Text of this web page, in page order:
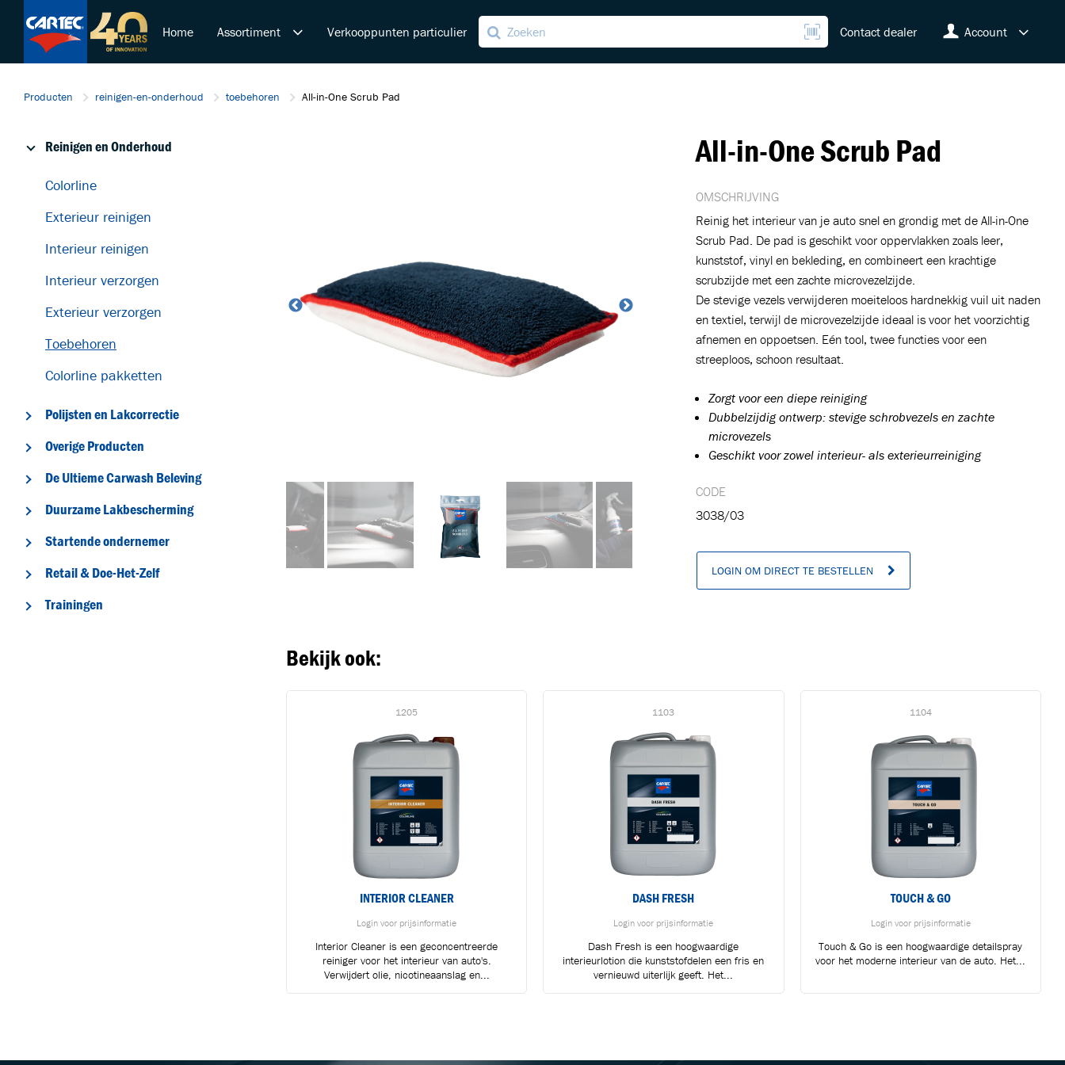
Home Assortiment
Polijsten en Lakcorrectie
Verkooppunten particulier Contact dealer Account
Producten reinigen-en-onderhoud toebehoren All-in-One Scrub Pad
Reinigen en Onderhoud
Colorline
Exterieur reinigen
Interieur reinigen
Interieur verzorgen
Exterieur verzorgen
Toebehoren
Colorline pakketten
Polijsten en Lakcorrectie
Overige Producten
De Ultieme Carwash Beleving
Duurzame Lakbescherming
Startende ondernemer
Retail & Doe-Het-Zelf
Trainingen
All-in-One Scrub Pad
OMSCHRIJVING
Reinig het interieur van je auto snel en grondig met de All-in-One
Scrub Pad. De pad is geschikt voor oppervlakken zoals leer,
kunststof, vinyl en bekleding, en combineert een krachtige
scrubzijde met een zachte microvezelzijde.
De stevige vezels verwijderen moeiteloos hardnekkig vuil uit naden
en textiel, terwijl de microvezelzijde ideaal is voor het voorzichtig
afnemen en oppoetsen. Eén tool, twee functies voor een
streeploos, schoon resultaat.
Zorgt voor een diepe reiniging
Dubbelzijdig ontwerp: stevige schrobvezels enzachte
microvezels
Geschikt voorzowel interieur- als exterieurreiniging
CODE
3038/03
LOGIN OM DIRECT TE BESTELLEN
Bekijk ook:
1205
INTERIOR CLEANER
Login voor prijsinformatie
Interior Cleaner is een geconcentreerde
reiniger voor het interieur van auto's.
Verwijdert olie, nicotineaanslag en...
1103
DASH FRESH
Login voor prijsinformatie
Dash Fresh is een hoogwaardige
interieurlotion die kunststofdelen een fris en
vernieuwd uiterlijk geeft. Het...
1104
TOUCH & GO
Login voor prijsinformatie
Touch & Go is een hoogwaardige detailspray
voor het moderne interieur van de auto. Het...
Toegevoegd aan winkelwagen
BLIJF OP DE HOOGTE VIA ONZE NIEUWSBRIEF
Ontvang vakgerelateerde tips,